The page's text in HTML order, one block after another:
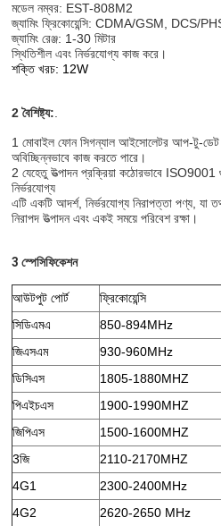
মডেল নম্বর: EST-808M2
জ্যামিং ফ্রিকোয়েন্সি: CDMA/GSM, DCS/
জ্যামিং রেঞ্জ: 1-30 মিটার
স্থিতিশীল এবং নির্ভরযোগ্য কাজ করে।
শক্তি খরচ: 12W
2 বৈশিষ্ট্য:
1 মোবাইল ফোন সিগন্যাল আইসোলেটর আপ-টু-ডেট
অবিচ্ছিন্নভাবে কাজ করতে পারে।
2 যেহেতু উত্পাদন প্রক্রিয়া কঠোরভাবে ISO9001
নির্ভরযোগ্য
এটি একটি আদর্শ, নির্ভরযোগ্য নিরাপত্তা পণ্য, যা
নিরাপদ উত্পাদন এবং একই সময়ে পরিবেশ রক্ষা।
3 স্পেসিফিকেশন
আউটপুট পোর্ট ফ্রিকোয়েন্সি
সিডিএমএ
850-894MHz
জিএসএম
930-960MHz
ডিসিএস
1805-1880MHZ
পিএইচএস
1900-1990MHZ
জিপিএস
1500-1600MHZ
3জি
2110-2170MHZ
4G1
2300-2400MHz
4G2
2620-2650 MHz